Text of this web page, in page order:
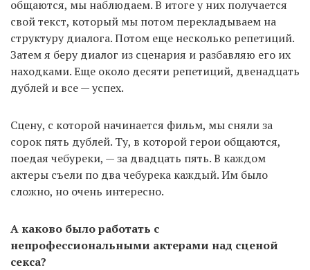
общаются, мы наблюдаем. В итоге у них получается
свой текст, который мы потом перекладываем на
структуру диалога. Потом еще несколько репетиций.
Затем я беру диалог из сценария и разбавляю его их
находками. Еще около десяти репетиций, двенадцать
дублей и все — успех.
Сцену, с которой начинается фильм, мы сняли за
сорок пять дублей. Ту, в которой герои общаются,
поедая чебуреки, — за двадцать пять. В каждом
актеры съели по два чебурека каждый. Им было
сложно, но очень интересно.
А каково было работать с
непрофессиональными актерами над сценой
секса?